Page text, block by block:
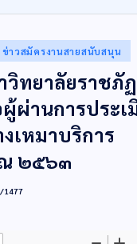
ข่าวสมัครงานสายสนับสนุน
วิทยาลัยราชภั
ผู้ผ่านการประเ
เหมาบริการ
๒๕๖๓
1477